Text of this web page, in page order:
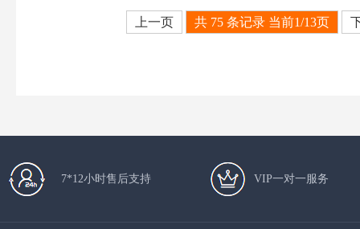
上一页 共 75 条记录 当前1/13页
7*12小时售后支持 VIP一对一服务